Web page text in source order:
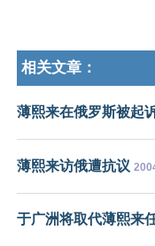
相关文章：
薄熙来在俄罗斯被起
薄熙来访俄遭抗议
于广洲将取代薄熙来